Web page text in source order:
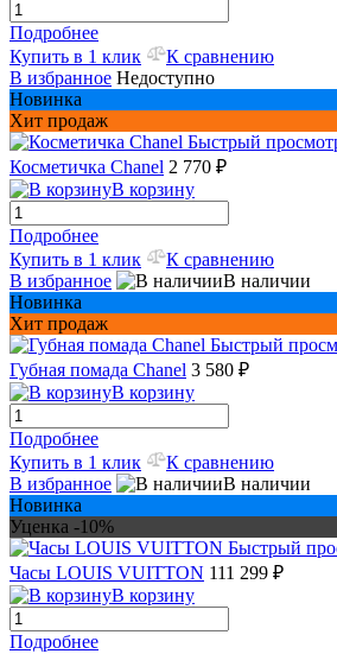
Подробнее
Купить в 1 клик
К сравнению
В избранное Недоступно
Новинка
Хит продаж
Быстрый
Косметичка Chanel 2 770 ₽
В корзину
Подробнее
Купить в 1 клик
К сравнению
В избранное
В наличии
Новинка
Хит продаж
Быстрый
Губная помада Chanel 3 580 ₽
В корзину
Подробнее
Купить в 1 клик
К сравнению
В избранное
В наличии
Новинка
Уценка -10%
Быстрый
Часы LOUIS VUITTON 111 299 ₽
В корзину
Подробнее